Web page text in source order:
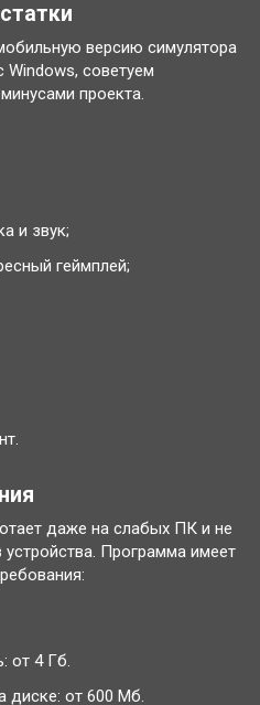
версию симулятора
Windows, советуем
проекта.
и звук;
геймплей;
даже на слабых ПК и не
Программа имеет
от 4 Гб.
диске: от 600 Мб.